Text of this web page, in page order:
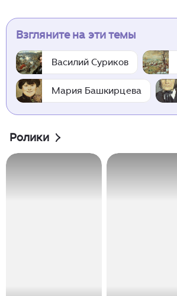
Взгляните на эти темы
Василий Суриков
Мария Башкирцева
Ролики